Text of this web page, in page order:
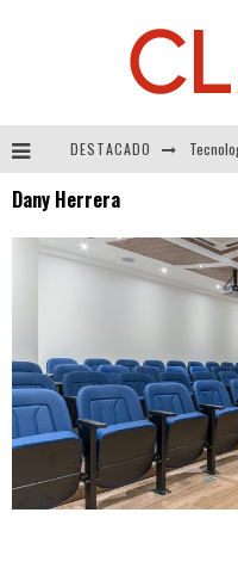
DESTACADO
Dany Herrera